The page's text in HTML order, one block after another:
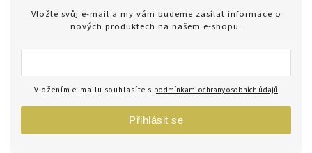
Vložte svůj e-mail a my vám budeme zasílat informace o
nových produktech na našem e-shopu.
Vložením e-mailu souhlasíte s podmínkami ochrany osobních údajů
Přihlásit se